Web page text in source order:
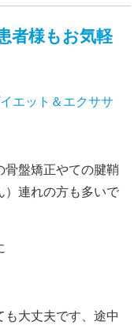
者様もお気軽
エット＆エクササ
骨盤矯正やての腱鞘
）連れの方も多いで
も大丈夫です、途中